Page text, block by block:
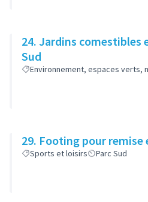
24. Jardins comestibles
Sud
Environnement, espaces verts,
29. Footing pour remise
Sports et loisirs Parc Sud